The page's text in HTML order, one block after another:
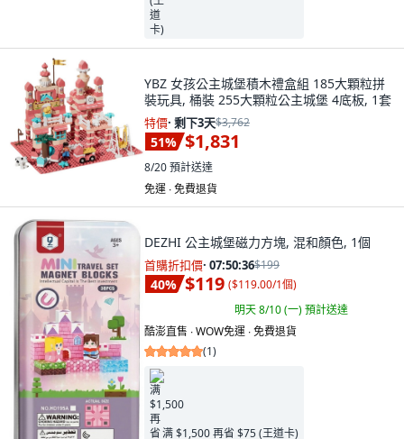
YBZ 女孩公主城堡積木禮盒組 185大顆粒拼
裝玩具, 桶裝 255大顆粒公主城堡 4底板, 1套
特價· 剩下3天$3,762
51% $1,831
8/20預計送達
免運 ∙ 免費退貨
DEZHI 公主城堡磁力方塊, 混和顏色, 1個
首購折扣價· 07:50:34$199
40% $119 ($119.00/1個)
明天 8/10 (一)預計送達
酷澎直售 ∙ WOW免運 ∙ 免費退貨
(1)
满 $1,500 再省 $75 (王道卡)